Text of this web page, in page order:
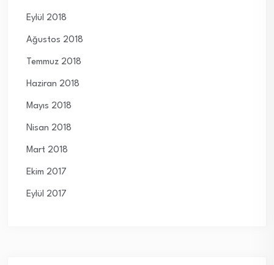
Eylül 2018
Ağustos 2018
Temmuz 2018
Haziran 2018
Mayıs 2018
Nisan 2018
Mart 2018
Ekim 2017
Eylül 2017